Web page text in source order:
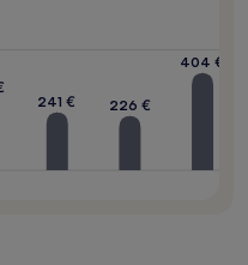
241 € 226 €
404 €